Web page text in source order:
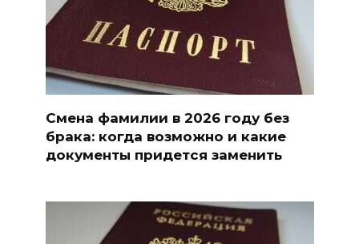
Смена фамилии в 2026 году без
брака: когда возможно и какие
документы придется заменить